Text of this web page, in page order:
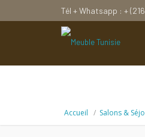
Tél + Whatsapp : +
Accueil Salons &